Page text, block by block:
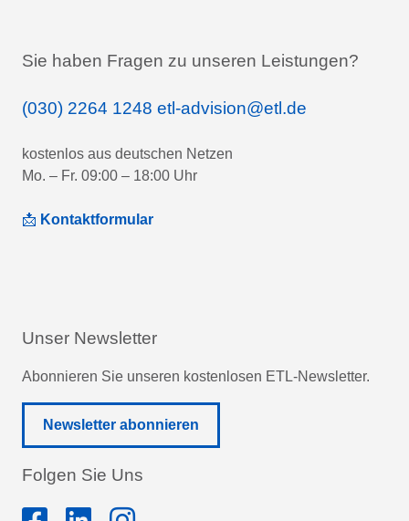
Sie haben Fragen zu unseren Leistungen?
(030) 2264 1248 etl-advision@etl.de
kostenlos aus deutschen Netzen
Mo. – Fr. 09:00 – 18:00 Uhr
📩 Kontaktformular
Unser Newsletter
Abonnieren Sie unseren kostenlosen ETL-Newsletter.
Newsletter abonnieren
Folgen Sie Uns